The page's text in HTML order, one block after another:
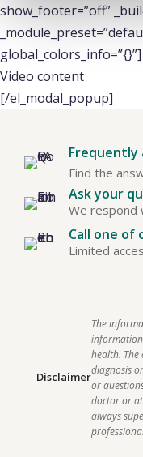
show_footer=”off”
global_colors_info=”{}”]
Video content
[/el_modal_popup]
Frequently
Find the
Ask your
We respond
Call one of
Limited
Disclaimer
The
health. The
diagnosis
or
doctor or
always